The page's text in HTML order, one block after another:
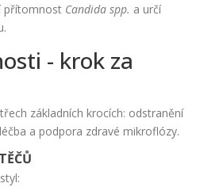
přítomnost Candida spp. a určí
- krok za
základních krocích: odstranění
a podpora zdravé mikroflózy.